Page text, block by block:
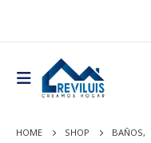
HOME SHOP BAÑOS,